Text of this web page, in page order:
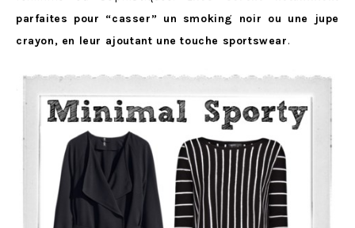
parfaites pour “casser” un smoking noir ou une jupe
crayon, en leur ajoutant une touche sportswear.